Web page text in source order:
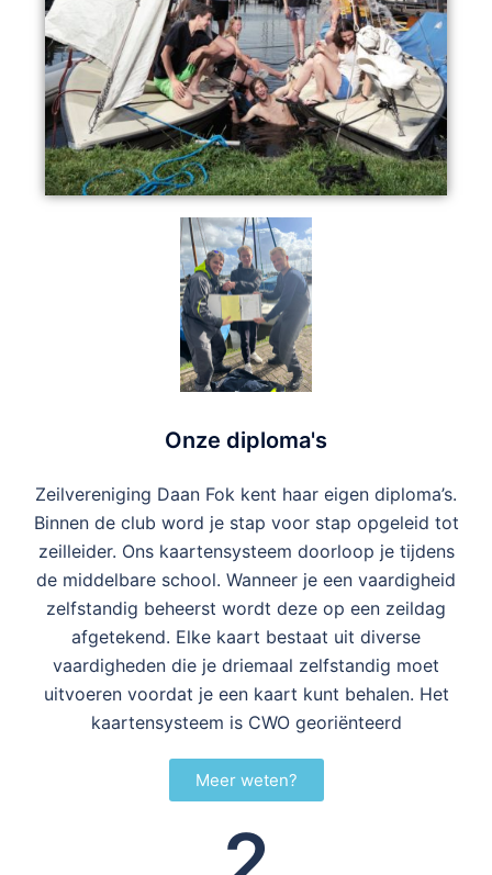
Onze diploma's
Zeilvereniging Daan Fok kent haar eigen diploma’s.
Binnen de club word je stap voor stap opgeleid tot
zeilleider. Ons kaartensysteem doorloop je tijdens
de middelbare school. Wanneer je een vaardigheid
zelfstandig beheerst wordt deze op een zeildag
afgetekend. Elke kaart bestaat uit diverse
vaardigheden die je driemaal zelfstandig moet
uitvoeren voordat je een kaart kunt behalen. Het
kaartensysteem is CWO georiënteerd
Meer weten?